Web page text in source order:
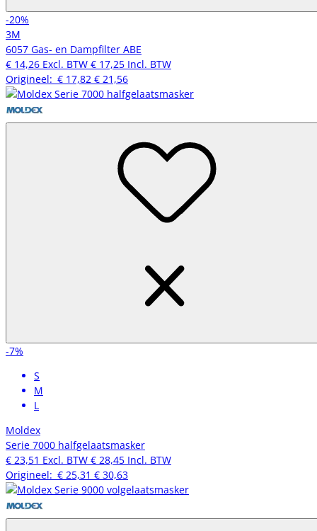
-20%
3M
6057 Gas- en Dampfilter ABE
€ 14,26 Excl. BTW € 17,25 Incl. BTW
Origineel: € 17,82 € 21,56
-7%
S
M
L
Moldex
Serie 7000 halfgelaatsmasker
€ 23,51 Excl. BTW € 28,45 Incl. BTW
Origineel: € 25,31 € 30,63